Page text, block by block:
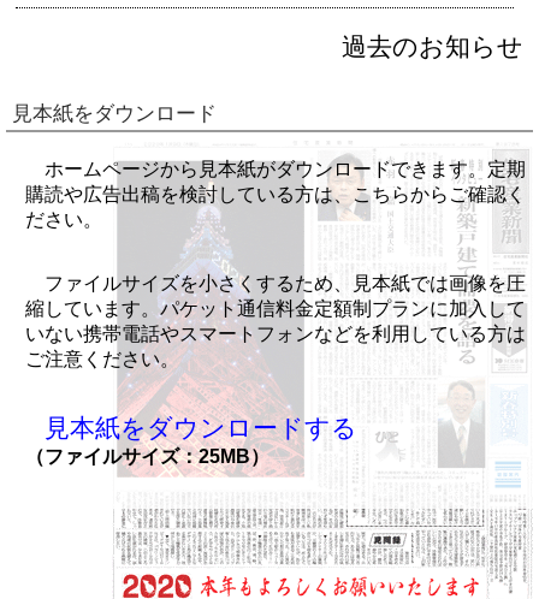
過去のお知らせ
見本紙をダウンロード
ホームページから見本紙がダウンロードできます。定期
購読や広告出稿を検討している方は、こちらからご確認く
ださい。
ファイルサイズを小さくするため、見本紙では画像を圧
縮しています。パケット通信料金定額制プランに加入して
いない携帯電話やスマートフォンなどを利用している方は
ご注意ください。
見本紙をダウンロードする
（ファイルサイズ：25MB）